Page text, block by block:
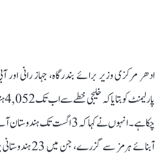
ادھر مرکزی وزیر برائے بندرگاہ، جہاز رانی اور